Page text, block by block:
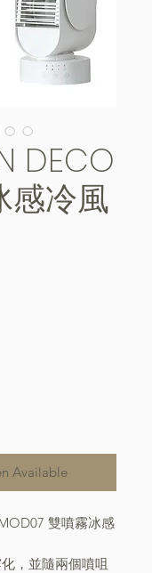
DECO
感冷風
Available
雙噴霧冰感
，並隨兩個噴咀